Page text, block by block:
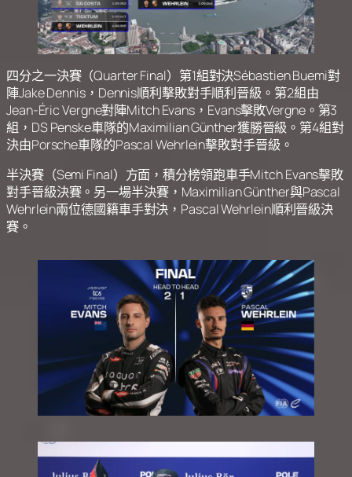
四分之一決賽（Quarter Final）第1組對決Sébastien Buemi對
陣Jake Dennis，Dennis順利擊敗對手順利晉級。第2組由
Jean-Éric Vergne對陣Mitch Evans，Evans擊敗Vergne。第3
組，DS Penske車隊的Maximilian Günther獲勝晉級。第4組對
決由Porsche車隊的Pascal Wehrlein擊敗對手晉級。
半決賽（Semi Final）方面，積分榜領跑車手Mitch Evans擊敗
對手晉級決賽。另一場半決賽，Maximilian Günther與Pascal
Wehrlein兩位德國籍車手對決，Pascal Wehrlein順利晉級決
賽。